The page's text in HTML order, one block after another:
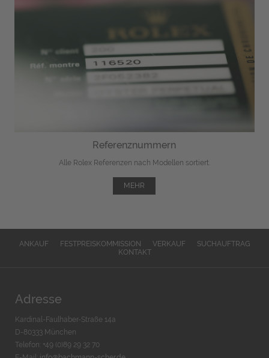
Referenznummern
Alle Rolex Referenzen nach Modellen sortiert.
MEHR
ANKAUF FESTPREISKOMMISSION VERKAUF
SUCHAUFTRAG
KONTAKT
Adresse
Kardinal-Faulhaber-Straße 14a
D-80333 München
Telefon: +49 (0)89 29 32 70